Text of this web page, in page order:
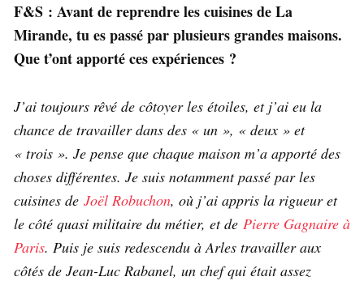
F&S : Avant de reprendre les cuisines de La
Mirande, tu es passé par plusieurs grandes maisons.
Que t’ont apporté ces expériences ?
J’ai toujours rêvé de côtoyer les étoiles, et j’ai eu la
chance de travailler dans des « un », « deux » et
« trois ». Je pense que chaque maison m’a apporté des
choses différentes. Je suis notamment passé par les
cuisines de Joël Robuchon, où j’ai appris la rigueur et
le côté quasi militaire du métier, et de Pierre Gagnaire à
Paris. Puis je suis redescendu à Arles travailler aux
côtés de Jean-Luc Rabanel, un chef qui était assez